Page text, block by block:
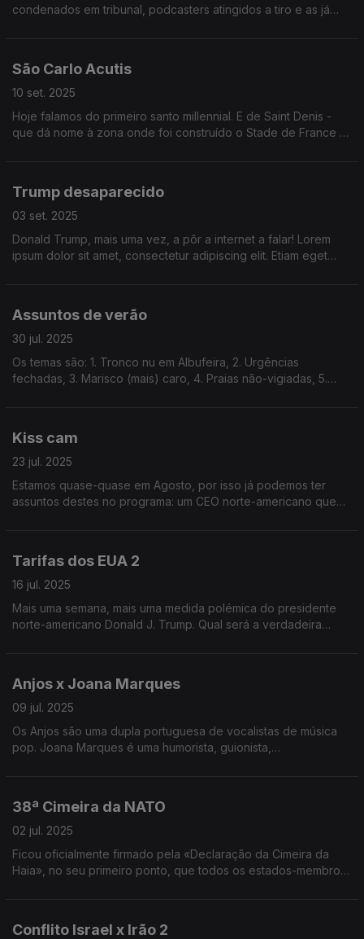
condenados em tribunal, podcasters atingidos a tiro e as já
São Carlo Acutis
10 set. 2025
Hoje falamos do primeiro santo millennial. E de Saint Denis -
que dá nome à zona onde foi construído o Stade de France e
Trump desaparecido
03 set. 2025
Donald Trump, mais uma vez, a pôr a internet a falar! Lorem
ipsum dolor sit amet, consectetur adipiscing elit. Etiam eget
Assuntos de verão
30 jul. 2025
Os temas são: 1. Tronco nu em Albufeira, 2. Urgências
fechadas, 3. Marisco (mais) caro, 4. Praias não-vigiadas, 5.
Kiss cam
23 jul. 2025
Estamos quase-quase em Agosto, por isso já podemos ter
assuntos destes no programa: um CEO norte-americano que
Tarifas dos EUA 2
16 jul. 2025
Mais uma semana, mais uma medida polémica do presidente
norte-americano Donald J. Trump. Qual será a verdadeira
Anjos x Joana Marques
09 jul. 2025
Os Anjos são uma dupla portuguesa de vocalistas de música
pop. Joana Marques é uma humorista, guionista,
38ª Cimeira da NATO
02 jul. 2025
Ficou oficialmente firmado pela «Declaração da Cimeira da
Haia», no seu primeiro ponto, que todos os estados-membros
Conflito Israel x Irão 2